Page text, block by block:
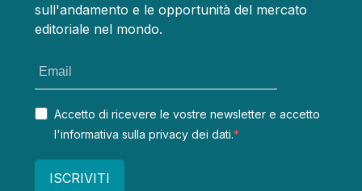
sull'andamento e le opportunità del mercato
editoriale nel mondo.
Accetto di ricevere le vostre newsletter e accetto
l'informativa sulla privacy dei dati.
ISCRIVITI